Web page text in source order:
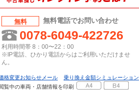
無料 無料電話でお問い合わせ
0078-6049-422726
利用時間帯 8：00〜22：00
※IP電話、ひかり電話からはご利用いただけませ
ん。
格変更お知らせメール
乗り換え金額シミュレーション
覧中の車両・店舗情報を印刷